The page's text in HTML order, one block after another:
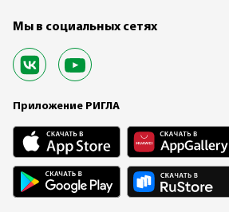
Мы в социальных сетях
Приложение РИГЛА